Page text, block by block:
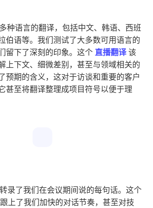
种语言的翻译，包括中文、韩语、西班
伯语等。我们测试了大多数可用语言的
留下了深刻的印象。这个直播翻译该
上下文、细微差别，甚至与领域相关的
预期的含义，这对于访谈和重要的客户
甚至将翻译整理成项目符号以便于理
录了我们在会议期间说的每句话。这个
上了我们加快的对话节奏，甚至对技